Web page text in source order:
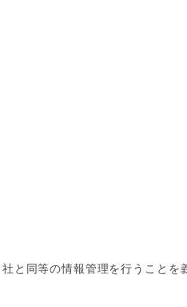
と同等の情報管理を行うことを